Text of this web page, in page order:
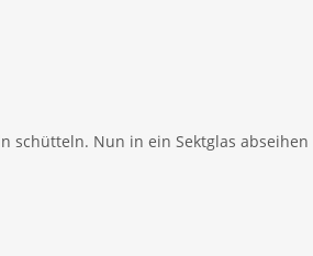
schütteln. Nun in ein Sektglas abseihen